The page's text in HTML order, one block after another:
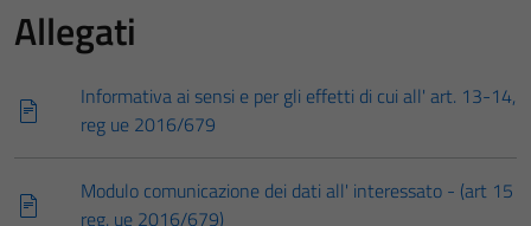
Allegati
Informativa ai sensi e per gli effetti di cui all' art. 13-14,
reg ue 2016/679
Modulo comunicazione dei dati all' interessato - (art 15
reg. ue 2016/679)